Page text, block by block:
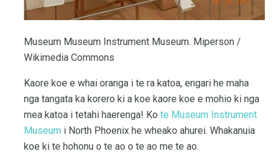
Museum Museum Instrument Museum. Miperson /
Wikimedia Commons
Kaore koe e whai oranga i te ra katoa, engari he maha
nga tangata ka korero ki a koe kaore koe e mohio ki nga
mea katoa i tetahi haerenga! Ko te Museum Instrument
Museum i North Phoenix he wheako ahurei. Whakanuia
koe ki te hohonu o te ao o te ao me te ao.